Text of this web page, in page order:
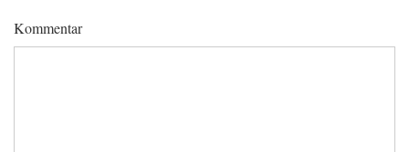
Kommentar